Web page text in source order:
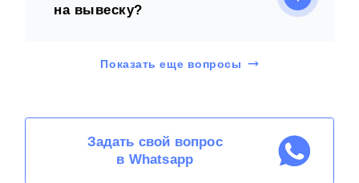
на вывеску?
Показать еще вопросы
Задать свой вопрос
в Whatsapp